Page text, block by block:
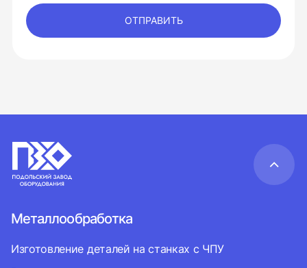
ОТПРАВИТЬ
Металлообработка
Изготовление деталей на станках с ЧПУ